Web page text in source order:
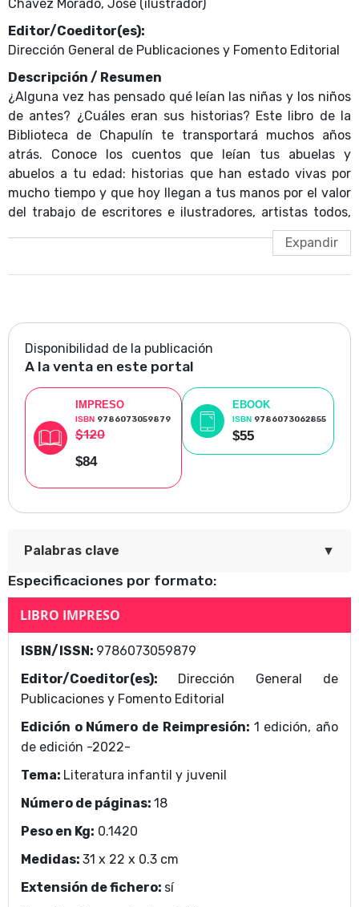
Chávez Morado, José (ilustrador)
Editor/Coeditor(es):
Dirección General de Publicaciones y Fomento Editorial
Descripción / Resumen
¿Alguna vez has pensado qué leían las niñas y los niños
de antes? ¿Cuáles eran sus historias? Este libro de la
Biblioteca de Chapulín te transportará muchos años
atrás. Conoce los cuentos que leían tus abuelas y
abuelos a tu edad: historias que han estado vivas por
mucho tiempo y que hoy llegan a tus manos por el valor
del trabajo de escritores e ilustradores, artistas todos,
que pensaron en ti aun sin conocerte. En este cuento de
la colección, graciosamente ilustrado, te presentaremos
una mariposa de cristal del País de la Ilusión que le
concede lo que más ha deseado en la vida... ¿Qué será?
"Tilín, tilín, talán, talán".
Disponibilidad de la publicación
A la venta en este portal
IMPRESO
ISBN 9786073059879
$120
$84
EBOOK
ISBN 9786073062855
$55
Palabras clave ▼
El niño de mazapán y la mariposa de cristal
Área Temática
Ediotorial
Especificaciones por formato:
LIBRO IMPRESO
ISBN/ISSN: 9786073059879
Editor/Coeditor(es):
Dirección General de
Publicaciones y Fomento Editorial
Edición o Número de Reimpresión: 1 edición, año
de edición -2022-
Tema: Literatura infantil y juvenil
Número de páginas: 18
Peso en Kg: 0.1420
Medidas: 31 x 22 x 0.3 cm
Extensión de fichero: sí